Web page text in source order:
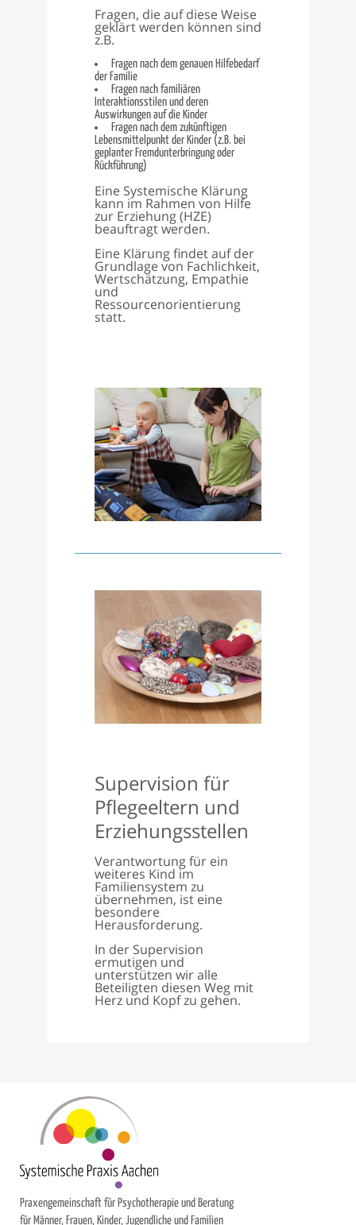
Fragen, die auf diese Weise
geklärt werden können sind
z.B.
Fragen nach dem genauen Hilfebedarf
der Familie
Fragen nach familiären
Interaktionsstilen und deren
Auswirkungen auf die Kinder
Fragen nach dem zukünftigen
Lebensmittelpunkt der Kinder (z.B. bei
geplanter Fremdunterbringung oder
Rückführung)
Eine Systemische Klärung
kann im Rahmen von Hilfe
zur Erziehung (HZE)
beauftragt werden.
Eine Klärung findet auf der
Grundlage von Fachlichkeit,
Wertschätzung, Empathie
und
Ressourcenorientierung
statt.
Supervision für
Pflegeeltern und
Erziehungsstellen
Verantwortung für ein
weiteres Kind im
Familiensystem zu
übernehmen, ist eine
besondere
Herausforderung.
In der Supervision
ermutigen und
unterstützen wir alle
Beteiligten diesen Weg mit
Herz und Kopf zu gehen.
Praxengemeinschaft für Psychotherapie und Beratung
für Männer, Frauen, Kinder, Jugendliche und Familien